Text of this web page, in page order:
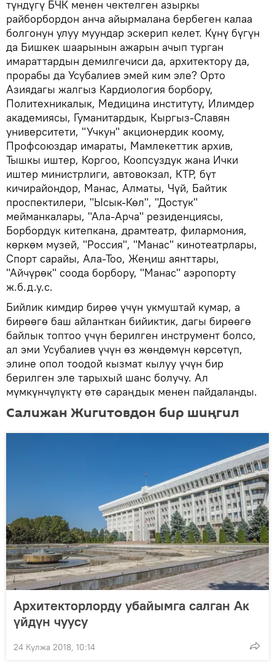
түндүгү БЧК менен чектелген азыркы
райборбордон анча айырмалана бербеген калаа
болгонун улуу муундар эскерип келет. Күнү бүгүн
да Бишкек шаарынын ажарын ачып турган
имараттардын демилгечиси да, архитектору да,
прорабы да Усубалиев эмей ким эле? Орто
Азиядагы жалгыз Кардиология борбору,
Политехникалык, Медицина институту, Илимдер
академиясы, Гуманитардык, Кыргыз-Славян
университети, "Учкун" акционердик коому,
Профсоюздар имараты, Мамлекеттик архив,
Тышкы иштер, Коргоо, Коопсуздук жана Ички
иштер министрлиги, автовокзал, КТР, бүт
кичирайондор, Манас, Алматы, Чүй, Байтик
проспектилери, "Ысык-Көл", "Достук"
мейманкалары, "Ала-Арча" резиденциясы,
Борбордук китепкана, драмтеатр, филармония,
көркөм музей, "Россия", "Манас" кинотеатрлары,
Спорт сарайы, Ала-Тоо, Жеңиш аянттары,
"Айчүрөк" соода борбору, "Манас" аэропорту
ж.б.д.у.с.
Бийлик кимдир бирөө үчүн укмуштай кумар, а
бирөөгө баш айланткан бийиктик, дагы бирөөгө
байлык топтоо үчүн берилген инструмент болсо,
ал эми Усубалиев үчүн өз жөндөмүн көрсөтүп,
элине опол тоодой кызмат кылуу үчүн бир
берилген эле тарыхый шанс болучу. Ал
мүмкүнчүлүктү өтө сараңдык менен пайдаланды.
Салижан Жигитовдон бир шиңгил
Архитекторлорду убайымга салган Ак
үйдүн чуусу
24 Кулжа 2018, 10:14